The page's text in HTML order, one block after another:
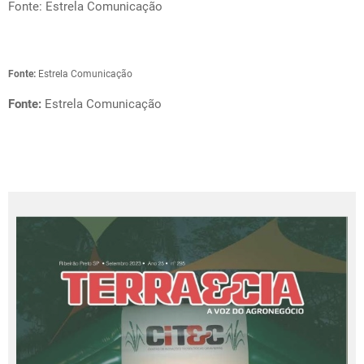
Fonte: Estrela Comunicação
Fonte: Estrela Comunicação
Fonte: Estrela Comunicação